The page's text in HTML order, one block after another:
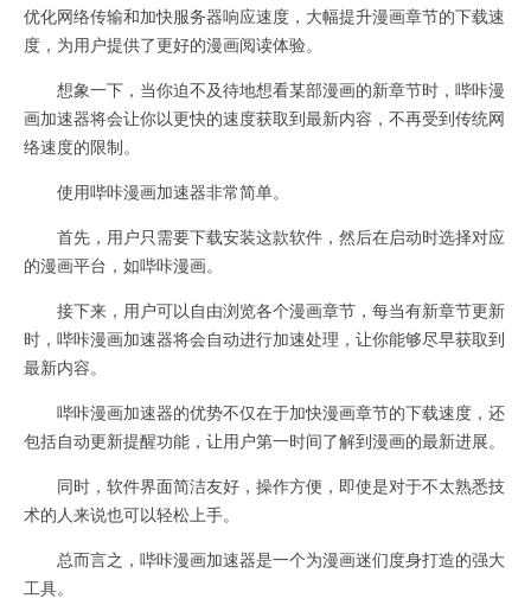
优化网络传输和加快服务器响应速度，大幅提升漫画章节的下载速
度，为用户提供了更好的漫画阅读体验。
想象一下，当你迫不及待地想看某部漫画的新章节时，哔咔漫
画加速器将会让你以更快的速度获取到最新内容，不再受到传统网
络速度的限制。
使用哔咔漫画加速器非常简单。
首先，用户只需要下载安装这款软件，然后在启动时选择对应
的漫画平台，如哔咔漫画。
接下来，用户可以自由浏览各个漫画章节，每当有新章节更新
时，哔咔漫画加速器将会自动进行加速处理，让你能够尽早获取到
最新内容。
哔咔漫画加速器的优势不仅在于加快漫画章节的下载速度，还
包括自动更新提醒功能，让用户第一时间了解到漫画的最新进展。
同时，软件界面简洁友好，操作方便，即使是对于不太熟悉技
术的人来说也可以轻松上手。
总而言之，哔咔漫画加速器是一个为漫画迷们度身打造的强大
工具。